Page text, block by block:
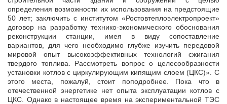
определения возможности их использования на предстоящие
50 лет; заключить с институтом «Ростовтеплоэлектропроект»
договор на разработку технико-экономического обоснования
реконструкции станции, имея в виду сопоставление
вариантов, для чего необходимо глубже изучить передовой
мировой опыт высокоэффективных технологий сжигания
твердого топлива. Рассмотреть вопрос о целесообразности
установки котлов с циркулирующим кипящим слоем (ЦКС)». С
этого места, пожалуй, стоит поподробнее. Пока что в
отечественной энергетике нет опыта эксплуатации котлов с
ЦКС. Однако в настоящее время на экспериментальной ТЭС